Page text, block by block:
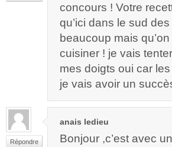
concours ! Votre
qu’ici dans le sud
beaucoup mais
cuisiner ! je vais
mes doigts oui car
je vais avoir un
Répondre
anais ledieu
Bonjour ,c’est avec